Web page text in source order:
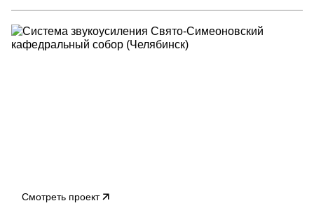
Смотреть проект